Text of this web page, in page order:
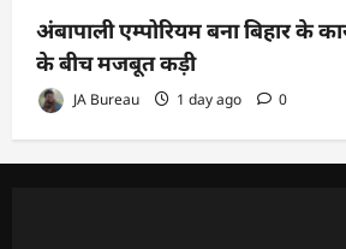
अंबापाली एम्पोरियम बना बिहार के
के बीच मजबूत कड़ी
JA Bureau 1 day ago 0